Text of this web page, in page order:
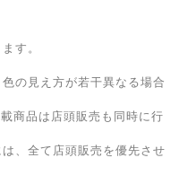
す。
の見え方が若干異なる場合
商品は店頭販売も同時に行
、全て店頭販売を優先させ